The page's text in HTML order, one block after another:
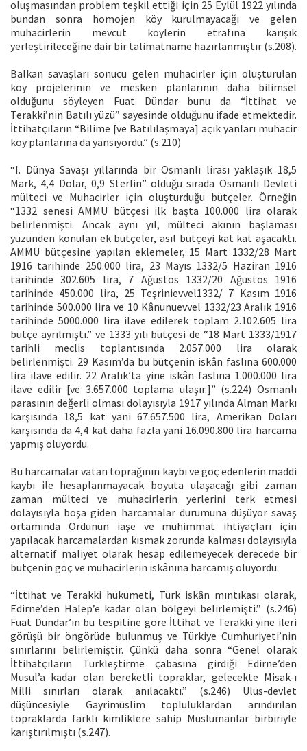
oluşmasından problem teşkil ettiği için 25 Eylül 1922 yılında
bundan sonra homojen köy kurulmayacağı ve gelen
muhacirlerin mevcut köylerin etrafına karışık
yerleştirileceğine dair bir talimatname hazırlanmıştır (s.208).
Balkan savaşları sonucu gelen muhacirler için oluşturulan
köy projelerinin ve mesken planlarının daha bilimsel
olduğunu söyleyen Fuat Dündar bunu da “İttihat ve
Terakki’nin Batılı yüzü” sayesinde olduğunu ifade etmektedir.
İttihatçıların “Bilime [ve Batılılaşmaya] açık yanları muhacir
köy planlarına da yansıyordu.” (s.210)
“I. Dünya Savaşı yıllarında bir Osmanlı lirası yaklaşık 18,5
Mark, 4,4 Dolar, 0,9 Sterlin” olduğu sırada Osmanlı Devleti
mülteci ve Muhacirler için oluşturduğu bütçeler. Örneğin
“1332 senesi AMMU bütçesi ilk başta 100.000 lira olarak
belirlenmişti. Ancak aynı yıl, mülteci akının başlaması
yüzünden konulan ek bütçeler, asıl bütçeyi kat kat aşacaktı.
AMMU bütçesine yapılan eklemeler, 15 Mart 1332/28 Mart
1916 tarihinde 250.000 lira, 23 Mayıs 1332/5 Haziran 1916
tarihinde 302.605 lira, 7 Ağustos 1332/20 Ağustos 1916
tarihinde 450.000 lira, 25 Teşrinievvel1332/ 7 Kasım 1916
tarihinde 500.000 lira ve 10 Kânunuevvel 1332/23 Aralık 1916
tarihinde 5000.000 lira ilave edilerek toplam 2.102.605 lira
bütçe ayrılmıştı.” ve 1333 yılı bütçesi de “18 Mart 1333/1917
tarihli meclis toplantısında 2.057.000 lira olarak
belirlenmişti. 29 Kasım’da bu bütçenin iskân faslına 600.000
lira ilave edilir. 22 Aralık’ta yine iskân faslına 1.000.000 lira
ilave edilir [ve 3.657.000 toplama ulaşır.]” (s.224) Osmanlı
parasının değerli olması dolayısıyla 1917 yılında Alman Markı
karşısında 18,5 kat yani 67.657.500 lira, Amerikan Doları
karşısında da 4,4 kat daha fazla yani 16.090.800 lira harcama
yapmış oluyordu.
Bu harcamalar vatan toprağının kaybı ve göç edenlerin maddi
kaybı ile hesaplanmayacak boyuta ulaşacağı gibi zaman
zaman mülteci ve muhacirlerin yerlerini terk etmesi
dolayısıyla boşa giden harcamalar durumuna düşüyor savaş
ortamında Ordunun iaşe ve mühimmat ihtiyaçları için
yapılacak harcamalardan kısmak zorunda kalması dolayısıyla
alternatif maliyet olarak hesap edilemeyecek derecede bir
bütçenin göç ve muhacirlerin iskânına harcamış oluyordu.
“İttihat ve Terakki hükümeti, Türk iskân mıntıkası olarak,
Edirne’den Halep’e kadar olan bölgeyi belirlemişti.” (s.246)
Fuat Dündar’ın bu tespitine göre İttihat ve Terakki yine ileri
görüşü bir öngörüde bulunmuş ve Türkiye Cumhuriyeti’nin
sınırlarını belirlemiştir. Çünkü daha sonra “Genel olarak
İttihatçıların Türkleştirme çabasına girdiği Edirne’den
Musul’a kadar olan bereketli topraklar, gelecekte Misak-ı
Milli sınırları olarak anılacaktı.” (s.246) Ulus-devlet
düşüncesiyle Gayrimüslim topluluklardan arındırılan
topraklarda farklı kimliklere sahip Müslümanlar birbiriyle
karıştırılmıştı (s.247).